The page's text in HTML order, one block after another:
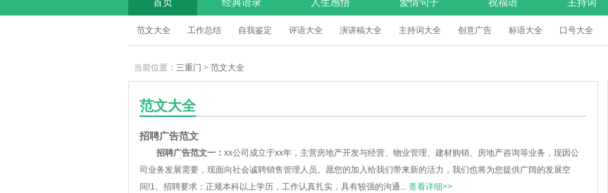
范文大全 工作总结 自我鉴定 评语大全 演讲稿大全 主持词大全 创意广告 标语大全 口号大全
当前位置： 三重门 > 范文大全
范文大全
招聘广告范文
招聘广告范文一： xx公司成立于xx年，主营房地产开发与经营、物业管理、建材购销、房地产咨询等业务，现因公
司业务发展需要，现面向社会诚聘销售管理人员。愿您的加入给我们带来新的活力，我们也将为您提供广阔的发展空
间!1、招聘要求：正规本科以上学历，工作认真扎实，具有较强的沟通... 查看详细>>